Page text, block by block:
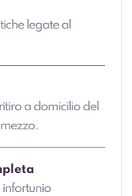
legate al
a domicilio del
infortunio